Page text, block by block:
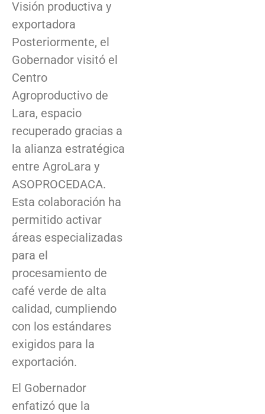
Visión productiva y
exportadora
Posteriormente, el
Gobernador visitó el
Centro
Agroproductivo de
Lara, espacio
recuperado gracias a
la alianza estratégica
entre AgroLara y
ASOPROCEDACA.
Esta colaboración ha
permitido activar
áreas especializadas
para el
procesamiento de
café verde de alta
calidad, cumpliendo
con los estándares
exigidos para la
exportación.
El Gobernador
enfatizó que la